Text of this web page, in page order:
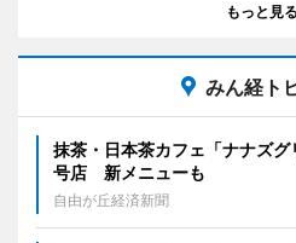
もっと見る
みん経ト
抹茶・日本茶カフェ「ナナズ
号店 新メニューも
自由が丘経済新聞